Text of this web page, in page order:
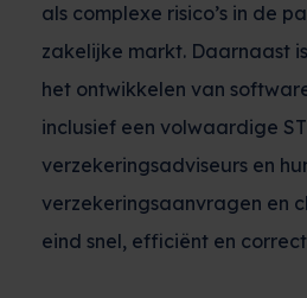
als complexe risico’s in de
zakelijke markt. Daarnaast
het ontwikkelen van
inclusief een volwaardige
verzekeringsadviseurs en
verzekeringsaanvragen en
eind snel, efficiënt en